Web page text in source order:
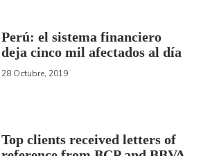
Perú: el sistema financiero
deja cinco mil afectados al día
28 Octubre, 2019
Top clients received letters of